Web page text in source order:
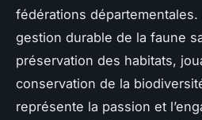
fédérations
gestion durable de la faune
préservation des habitats,
conservation de la
représente la passion et